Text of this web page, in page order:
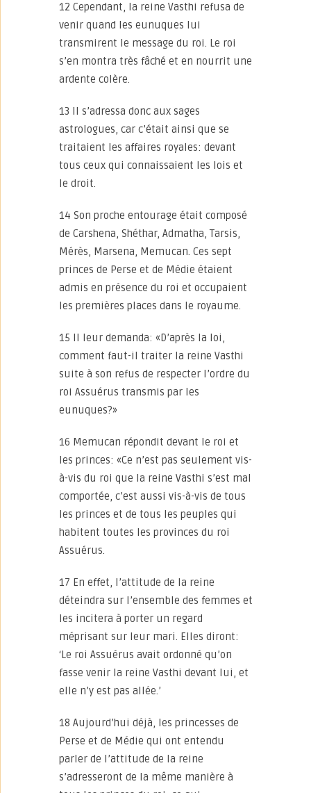
12 Cependant, la reine Vasthi refusa de
venir quand les eunuques lui
transmirent le message du roi. Le roi
s’en montra très fâché et en nourrit une
ardente colère.
13 Il s’adressa donc aux sages
astrologues, car c’était ainsi que se
traitaient les affaires royales: devant
tous ceux qui connaissaient les lois et
le droit.
14 Son proche entourage était composé
de Carshena, Shéthar, Admatha, Tarsis,
Mérès, Marsena, Memucan. Ces sept
princes de Perse et de Médie étaient
admis en présence du roi et occupaient
les premières places dans le royaume.
15 Il leur demanda: «D’après la loi,
comment faut-il traiter la reine Vasthi
suite à son refus de respecter l’ordre du
roi Assuérus transmis par les
eunuques?»
16 Memucan répondit devant le roi et
les princes: «Ce n’est pas seulement vis-
à-vis du roi que la reine Vasthi s’est mal
comportée, c’est aussi vis-à-vis de tous
les princes et de tous les peuples qui
habitent toutes les provinces du roi
Assuérus.
17 En effet, l’attitude de la reine
déteindra sur l’ensemble des femmes et
les incitera à porter un regard
méprisant sur leur mari. Elles diront:
‘Le roi Assuérus avait ordonné qu’on
fasse venir la reine Vasthi devant lui, et
elle n’y est pas allée.’
18 Aujourd’hui déjà, les princesses de
Perse et de Médie qui ont entendu
parler de l’attitude de la reine
s’adresseront de la même manière à